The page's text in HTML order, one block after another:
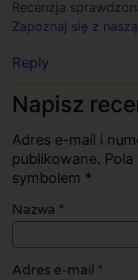
Recenzja
Zapoznaj się z
Reply
Napisz
Adres e-mail i
publikowane.
symbolem *
Nazwa *
Adres e-mail *